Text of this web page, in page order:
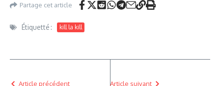
Partage cet article
Étiquetté : kill la kill
Article précédent Article suivant